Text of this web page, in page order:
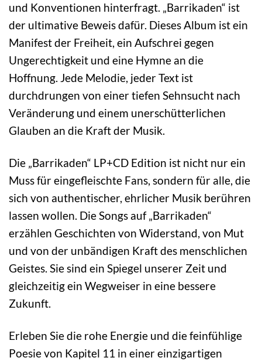
und Konventionen hinterfragt. „Barrikaden“ ist
der ultimative Beweis dafür. Dieses Album ist ein
Manifest der Freiheit, ein Aufschrei gegen
Ungerechtigkeit und eine Hymne an die
Hoffnung. Jede Melodie, jeder Text ist
durchdrungen von einer tiefen Sehnsucht nach
Veränderung und einem unerschütterlichen
Glauben an die Kraft der Musik.
Die „Barrikaden“ LP+CD Edition ist nicht nur ein
Muss für eingefleischte Fans, sondern für alle, die
sich von authentischer, ehrlicher Musik berühren
lassen wollen. Die Songs auf „Barrikaden“
erzählen Geschichten von Widerstand, von Mut
und von der unbändigen Kraft des menschlichen
Geistes. Sie sind ein Spiegel unserer Zeit und
gleichzeitig ein Wegweiser in eine bessere
Zukunft.
Erleben Sie die rohe Energie und die feinfühlige
Poesie von Kapitel 11 in einer einzigartigen